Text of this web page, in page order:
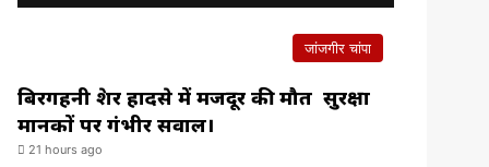
जांजगीर चांपा
बिरगहनी क्रेशर हादसे में मजदूर की मौत सुरक्षा
मानकों पर गंभीर सवाल।
21 hours ago